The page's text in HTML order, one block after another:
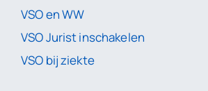
VSO en WW
VSO Jurist inschakelen
VSO bij ziekte